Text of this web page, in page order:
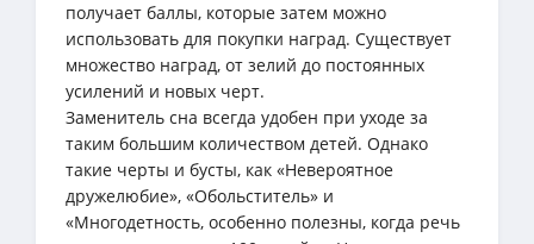
получает баллы, которые затем можно
использовать для покупки наград. Существует
множество наград, от зелий до постоянных
усилений и новых черт.
Заменитель сна всегда удобен при уходе за
таким большим количеством детей. Однако
такие черты и бусты, как «Невероятное
дружелюбие», «Обольститель» и
«Многодетность, особенно полезны, когда речь